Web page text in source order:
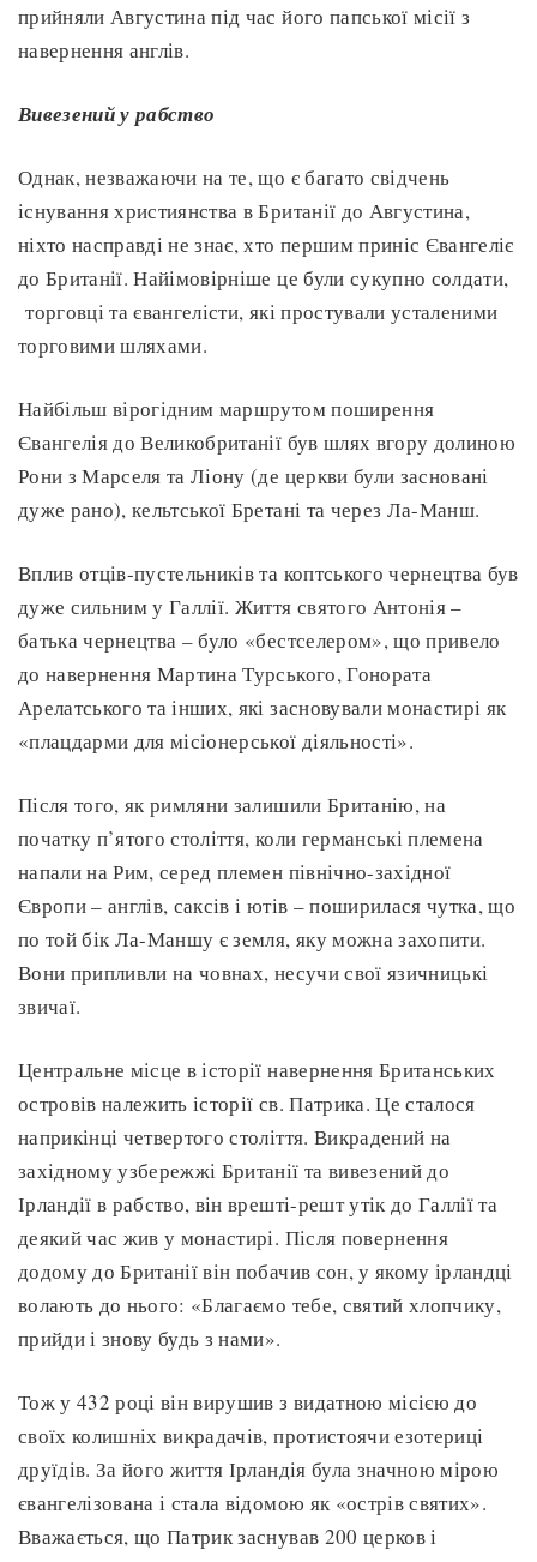
прийняли Августина під час його папської місії з
навернення англів.
Вивезений у рабство
Однак, незважаючи на те, що є багато свідчень
існування християнства в Британії до Августина,
ніхто насправді не знає, хто першим приніс Євангеліє
до Британії. Найімовірніше це були сукупно солдати,
торговці та євангелісти, які простували усталеними
торговими шляхами.
Найбільш вірогідним маршрутом поширення
Євангелія до Великобританії був шлях вгору долиною
Рони з Марселя та Ліону (де церкви були засновані
дуже рано), кельтської Бретані та через Ла-Манш.
Вплив отців-пустельників та коптського чернецтва був
дуже сильним у Галлії. Життя святого Антонія –
батька чернецтва – було «бестселером», що привело
до навернення Мартина Турського, Гонората
Арелатського та інших, які засновували монастирі як
«плацдарми для місіонерської діяльності».
Після того, як римляни залишили Британію, на
початку п’ятого століття, коли германські племена
напали на Рим, серед племен північно-західної
Європи – англів, саксів і ютів – поширилася чутка, що
по той бік Ла-Маншу є земля, яку можна захопити.
Вони припливли на човнах, несучи свої язичницькі
звичаї.
Центральне місце в історії навернення Британських
островів належить історії св. Патрика. Це сталося
наприкінці четвертого століття. Викрадений на
західному узбережжі Британії та вивезений до
Ірландії в рабство, він врешті-решт утік до Галлії та
деякий час жив у монастирі. Після повернення
додому до Британії він побачив сон, у якому ірландці
волають до нього: «Благаємо тебе, святий хлопчику,
прийди і знову будь з нами».
Тож у 432 році він вирушив з видатною місією до
своїх колишніх викрадачів, протистоячи езотериці
друїдів. За його життя Ірландія була значною мірою
євангелізована і стала відомою як «острів святих».
Вважається, що Патрик заснував 200 церков і